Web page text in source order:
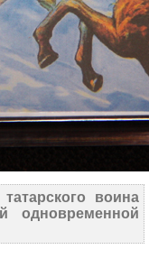
воина
одновременной